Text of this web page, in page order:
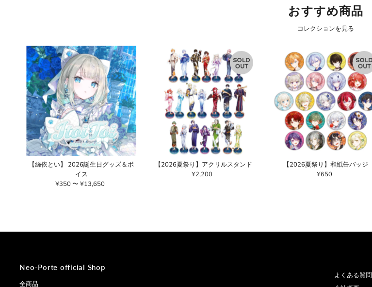
おすすめ商品
コレクションを見る
【絲依とい】 2026誕生日グッズ＆ボ
イス
通
¥350 〜 ¥13,650
【2026夏祭り】アクリルスタンド
通
¥2,200
【2026夏祭り】和紙缶バッジ
通
¥650
Neo-Porte official Shop
全商品
よくある質問